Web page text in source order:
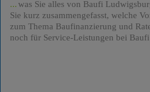
was Sie alles von Baufi
Sie kurz zusammengefasst, welche
zum Thema Baufinanzierung und
noch für Service-Leistungen bei